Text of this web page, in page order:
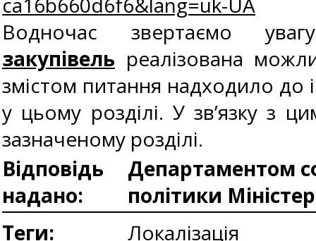
Водночас звертаємо
закупівель реалізована
змістом питання надходило до
у цьому розділі. У зв’язку з
зазначеному розділі.
Відповідь
надано:
Департаментом
політики
Теги:
Локалізація